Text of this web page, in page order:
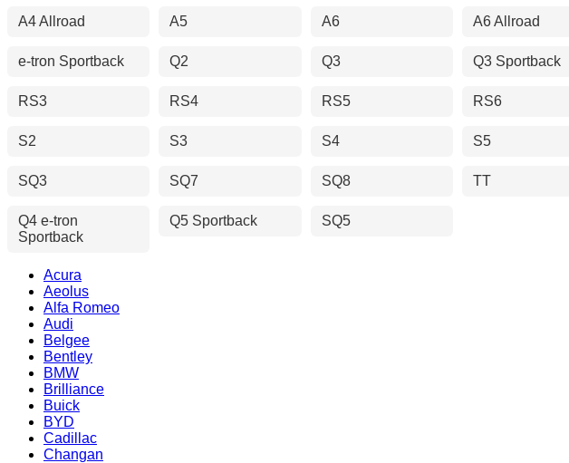
A4 Allroad A5 A6 A6 Allroad
e-tron Sportback Q2 Q3 Q3 Sportback
RS3 RS4 RS5 RS6
S2 S3 S4 S5
SQ3 SQ7 SQ8 TT
Q4 e-tron
Sportback
Q5 Sportback SQ5
Acura
Aeolus
Alfa Romeo
Audi
Belgee
Bentley
BMW
Brilliance
Buick
BYD
Cadillac
Changan